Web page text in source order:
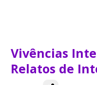
Vivências
Relatos de